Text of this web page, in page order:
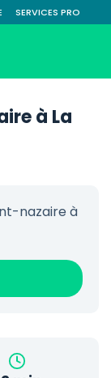
SERVICES PRO
à La
nazaire à